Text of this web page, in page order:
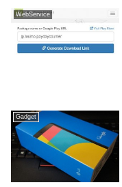
WebService
Gadget